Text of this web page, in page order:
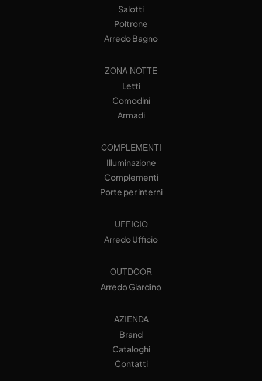
Salotti
Poltrone
Arredo Bagno
ZONA NOTTE
Letti
Comodini
Armadi
COMPLEMENTI
Illuminazione
Complementi
Porte per interni
UFFICIO
Arredo Ufficio
OUTDOOR
Arredo Giardino
AZIENDA
Brand
Cataloghi
Contatti